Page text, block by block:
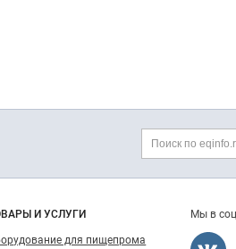
И УСЛУГИ
для пищепрома
Мы в